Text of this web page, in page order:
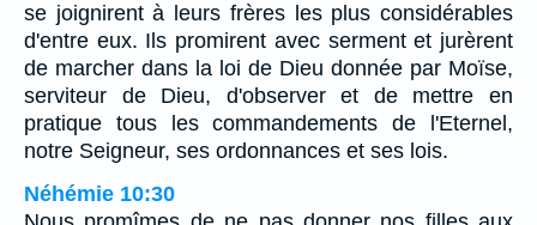
se joignirent à leurs frères les plus considérables
d'entre eux. Ils promirent avec serment et jurèrent
de marcher dans la loi de Dieu donnée par Moïse,
serviteur de Dieu, d'observer et de mettre en
pratique tous les commandements de l'Eternel,
notre Seigneur, ses ordonnances et ses lois.
Néhémie 10:30